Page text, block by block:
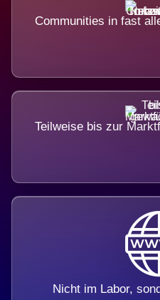
Communities in fast
Teilweise bis zur
Nicht im Labor,